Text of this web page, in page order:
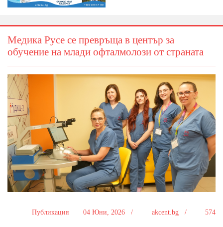
Медика Русе се превръща в център за
обучение на млади офталмолози от страната
Публикация 04 Юни, 2026 / akcent.bg / 574